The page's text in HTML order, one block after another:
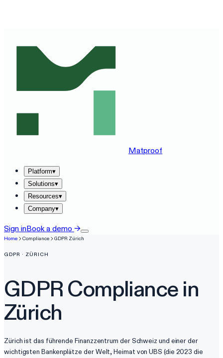
Matproof
Platform▾
Solutions▾
Resources▾
Company▾
Sign inBook a demo →
Home Compliance GDPR Zürich
GDPR · ZÜRICH
GDPR Compliance in
Zürich
Zürich ist das führende Finanzzentrum der Schweiz und einer der
wichtigsten Bankenplätze der Welt, Heimat von UBS (die 2023 die